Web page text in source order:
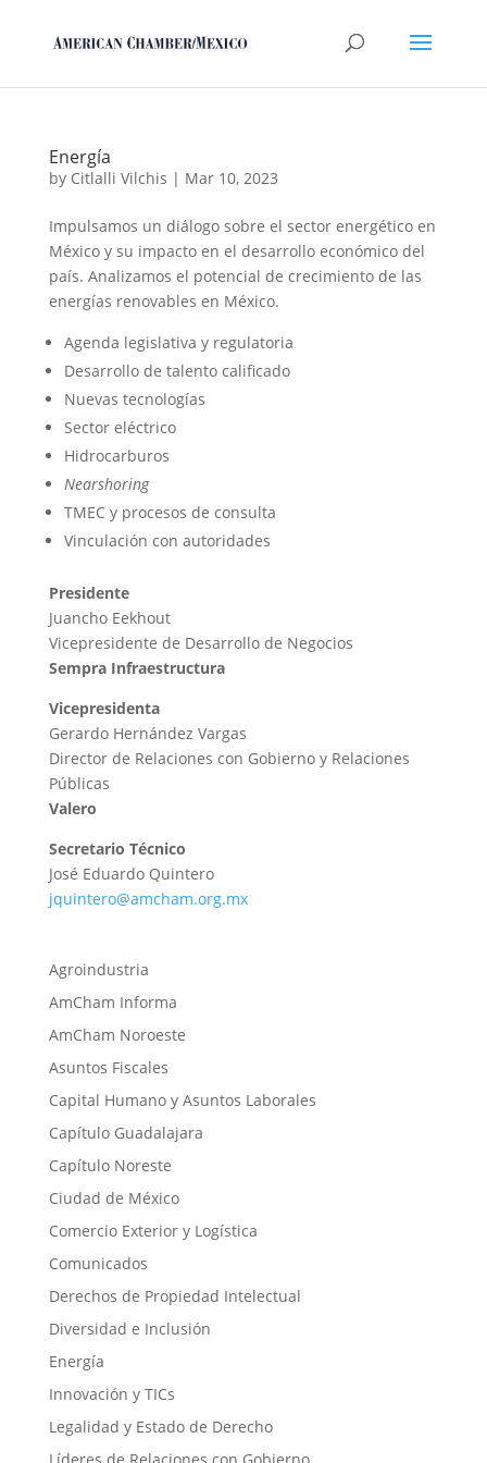
Energía
by Citlalli Vilchis | Mar 10, 2023
Impulsamos un diálogo sobre el sector energético en
México y su impacto en el desarrollo económico del
país. Analizamos el potencial de crecimiento de las
energías renovables en México.
Agenda legislativa y regulatoria
Desarrollo de talento calificado
Nuevas tecnologías
Sector eléctrico
Hidrocarburos
Nearshoring
TMEC y procesos de consulta
Vinculación con autoridades
Presidente
Juancho Eekhout
Vicepresidente de Desarrollo de Negocios
Sempra Infraestructura
Vicepresidenta
Gerardo Hernández Vargas
Director de Relaciones con Gobierno y Relaciones
Públicas
Valero
Secretario Técnico
José Eduardo Quintero
jquintero@amcham.org.mx
Agroindustria
AmCham Informa
AmCham Noroeste
Asuntos Fiscales
Capital Humano y Asuntos Laborales
Capítulo Guadalajara
Capítulo Noreste
Ciudad de México
Comercio Exterior y Logística
Comunicados
Derechos de Propiedad Intelectual
Diversidad e Inclusión
Energía
Innovación y TICs
Legalidad y Estado de Derecho